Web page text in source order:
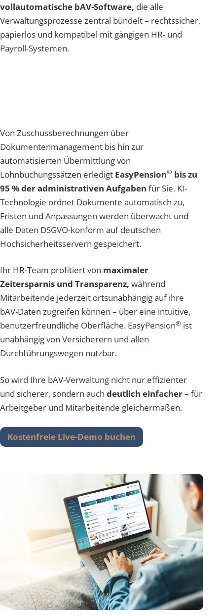
vollautomatische bAV-Software, die alle
Verwaltungsprozesse zentral bündelt – rechtssicher,
papierlos und kompatibel mit gängigen HR- und
Payroll-Systemen.
Von Zuschussberechnungen über
Dokumentenmanagement bis hin zur
automatisierten Übermittlung von
Lohnbuchungssätzen erledigt EasyPension® bis zu
95 % der administrativen Aufgaben für Sie. KI-
Technologie ordnet Dokumente automatisch zu,
Fristen und Anpassungen werden überwacht und
alle Daten DSGVO-konform auf deutschen
Hochsicherheitsservern gespeichert.
Ihr HR-Team profitiert von maximaler
Zeitersparnis und Transparenz, während
Mitarbeitende jederzeit ortsunabhängig auf ihre
bAV-Daten zugreifen können – über eine intuitive,
benutzerfreundliche Oberfläche. EasyPension® ist
unabhängig von Versicherern und allen
Durchführungswegen nutzbar.
So wird Ihre bAV-Verwaltung nicht nur effizienter
und sicherer, sondern auch deutlich einfacher– für
Arbeitgeber und Mitarbeitende gleichermaßen.
Kostenfreie Live-Demo buchen